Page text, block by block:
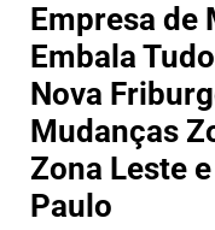
Empresa de
Embala
Nova
Mudanças
Zona Leste
Paulo